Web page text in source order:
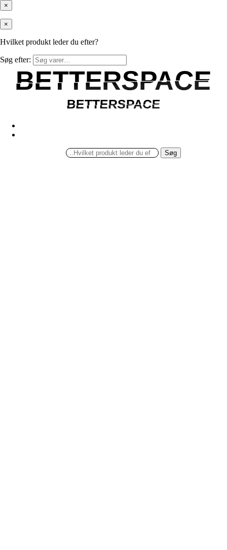
×
×
Hvilket produkt leder du efter?
Søg efter:
BETTERSPACE
BETTERSPACE
BETTERSPACE
BETTERSPACE
Søg